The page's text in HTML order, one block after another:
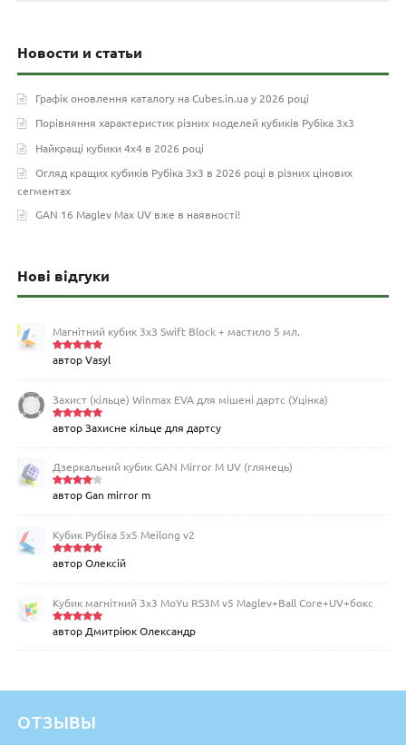
Новости и статьи
Графік оновлення каталогу на Cubes.in.ua у 2026 році
Порівняння характеристик різних моделей кубиків Рубіка 3х3
Найкращі кубики 4х4 в 2026 році
Огляд кращих кубиків Рубіка 3х3 в 2026 році в різних цінових
сегментах
GAN 16 Maglev Max UV вже в наявності!
Нові відгуки
Магнітний кубик 3х3 Swift Block + мастило 5 мл.
Оцінено
автор Vasyl
Захист (кільце) Winmax EVA для мішені дартс (Уцінка)
Оцінено
автор Захисне кільце для дартсу
Дзеркальний кубик GAN Mirror M UV (глянець)
Оцінен
5
автор Gan mirror m
Кубик Рубіка 5x5 Meilong v2
Оцінено
автор Олексій
Кубик магнітний 3х3 MoYu RS3M v5 Maglev+Ball Core+UV+бокс
Оцінено
автор Дмитріюк Олександр
ОТЗЫВЫ